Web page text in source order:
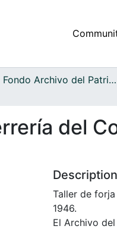
Fondo Archivo del Patrimonio Fotográfico y Fílmico del Valle del Cauca
del
Description
Taller de
1946.
El Archivo